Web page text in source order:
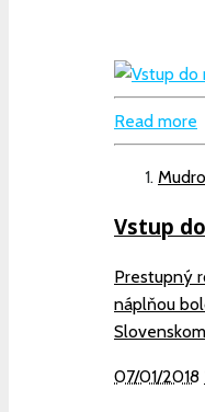
Read more
Vstup
Prestupný
náplňou
07/01/2018